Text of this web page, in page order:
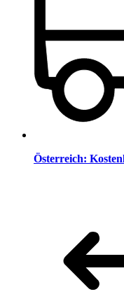
Österreich: